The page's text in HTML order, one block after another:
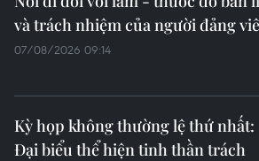
và trách nhiệm của người đảng
07/08/2026 09:14
Kỳ họp không thường lệ thứ nhất:
Đại biểu thể hiện tinh thần trách